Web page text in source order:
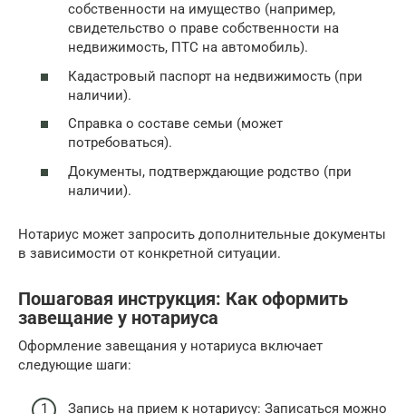
собственности на имущество (например,
свидетельство о праве собственности на
недвижимость, ПТС на автомобиль).
Кадастровый паспорт на недвижимость (при
наличии).
Справка о составе семьи (может
потребоваться).
Документы, подтверждающие родство (при
наличии).
Нотариус может запросить дополнительные документы
в зависимости от конкретной ситуации.
Пошаговая инструкция: Как оформить
завещание у нотариуса
Оформление завещания у нотариуса включает
следующие шаги:
Запись на прием к нотариусу: Записаться можно